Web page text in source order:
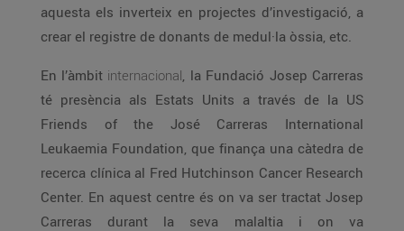
aquesta els inverteix en projectes d’investigació, a
crear el registre de donants de medul·la òssia, etc.
En l’àmbit internacional, la Fundació Josep Carreras
té presència als Estats Units a través de la US
Friends of the José Carreras International
Leukaemia Foundation, que finança una càtedra de
recerca clínica al Fred Hutchinson Cancer Research
Center. En aquest centre és on va ser tractat Josep
Carreras durant la seva malaltia i on va